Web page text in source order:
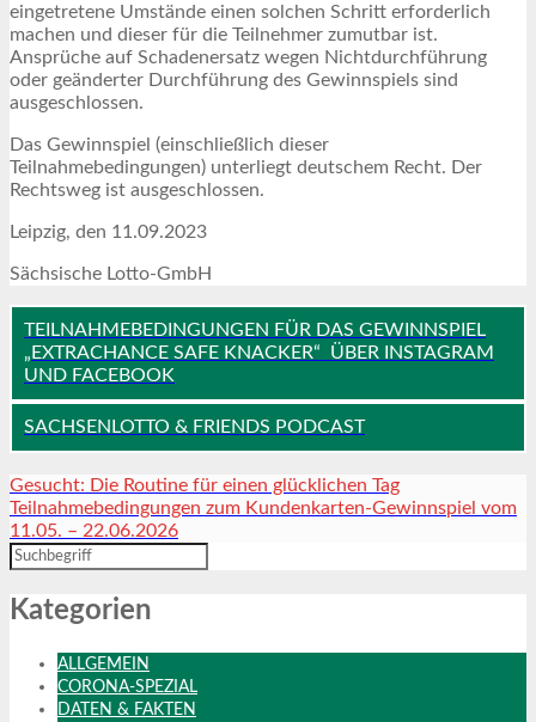
eingetretene Umstände einen solchen Schritt erforderlich
machen und dieser für die Teilnehmer zumutbar ist.
Ansprüche auf Schadenersatz wegen Nichtdurchführung
oder geänderter Durchführung des Gewinnspiels sind
ausgeschlossen.
Das Gewinnspiel (einschließlich dieser
Teilnahmebedingungen) unterliegt deutschem Recht. Der
Rechtsweg ist ausgeschlossen.
Leipzig, den 11.09.2023
Sächsische Lotto-GmbH
TEILNAHMEBEDINGUNGEN FÜR DAS GEWINNSPIEL
„EXTRACHANCE SAFE KNACKER“ ÜBER INSTAGRAM
UND FACEBOOK
SACHSENLOTTO & FRIENDS PODCAST
Gesucht: Die Routine für einen glücklichen Tag
Teilnahmebedingungen zum Kundenkarten-Gewinnspiel vom
11.05. – 22.06.2026
Kategorien
ALLGEMEIN
CORONA-SPEZIAL
DATEN & FAKTEN